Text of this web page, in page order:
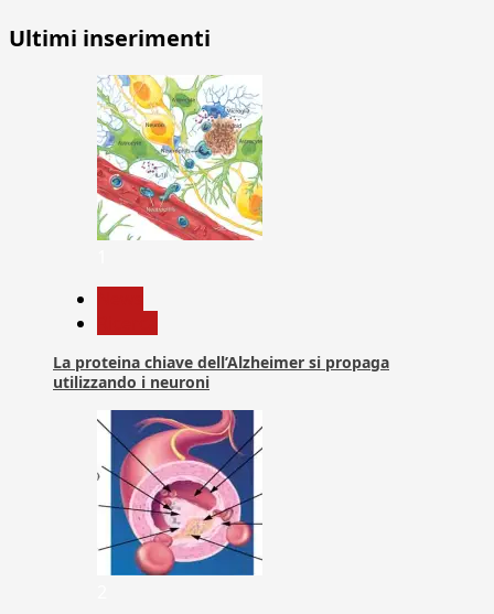
Ultimi inserimenti
La proteina chiave dell’Alzheimer si propaga
utilizzando i neuroni